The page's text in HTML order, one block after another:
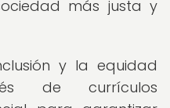
más justa y
y la equidad
de currículos